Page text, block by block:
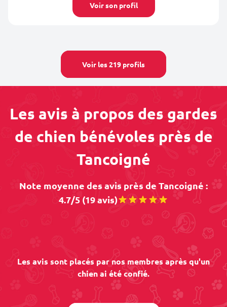
Voir son profil
Voir les 219 profils
Les avis à propos des gardes
de chien bénévoles près de
Tancoigné
Note moyenne des avis près de Tancoigné :
4.7/5 (19 avis)
Les avis sont placés par nos membres après qu'un
chien ai été confié.